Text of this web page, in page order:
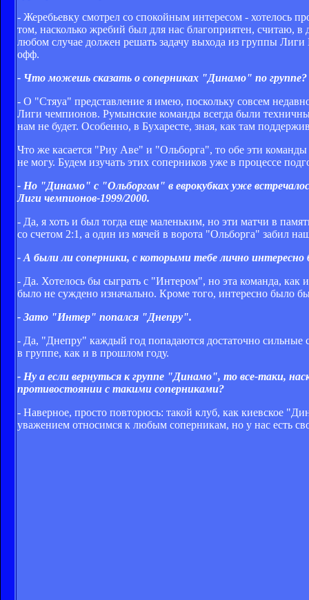
- Жеребьевку смотрел со спокойным интересом - хотелось
том, насколько жребий был для нас благоприятен, считаю,
любом случае должен решать задачу выхода из группы
офф.
- Что можешь сказать о соперниках "Динамо" по группе?
- О "Стяуа" представление я имею, поскольку совсем
Лиги чемпионов. Румынские команды всегда были
нам не будет. Особенно, в Бухаресте, зная, как там
Что же касается "Риу Аве" и "Ольборга", то обе эти команды
не могу. Будем изучать этих соперников уже в процессе
- Но "Динамо" с "Ольборгом" в еврокубках уже
Лиги чемпионов-1999/2000.
- Да, я хоть и был тогда еще маленьким, но эти матчи в
со счетом 2:1, а один из мячей в ворота "Ольборга" забил
- А были ли соперники, с которыми тебе лично
- Да. Хотелось бы сыграть с "Интером", но эта команда,
было не суждено изначально. Кроме того, интересно было
- Зато "Интер" попался "Днепру".
- Да, "Днепру" каждый год попадаются достаточно
в группе, как и в прошлом году.
- Ну а если вернуться к группе "Динамо", то все-таки,
противостоянии с такими соперниками?
- Наверное, просто повторюсь: такой клуб, как киевское
уважением относимся к любым соперникам, но у нас есть